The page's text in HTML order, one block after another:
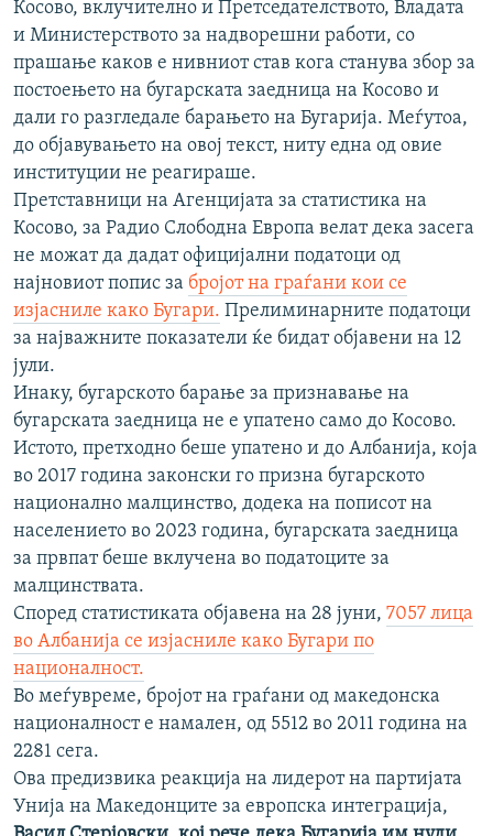
Косово, вклучително и Претседателството, Владата
и Министерството за надворешни работи, со
прашање каков е нивниот став кога станува збор за
постоењето на бугарската заедница на Косово и
дали го разгледале барањето на Бугарија. Меѓутоа,
до објавувањето на овој текст, ниту една од овие
институции не реагираше.
Претставници на Агенцијата за статистика на
Косово, за Радио Слободна Европа велат дека засега
не можат да дадат официјални податоци од
најновиот попис за бројот на граѓани кои се
изјасниле како Бугари. Прелиминарните податоци
за најважните показатели ќе бидат објавени на 12
јули.
Инаку, бугарското барање за признавање на
бугарската заедница не е упатено само до Косово.
Истото, претходно беше упатено и до Албанија, која
во 2017 година законски го призна бугарското
национално малцинство, додека на пописот на
населението во 2023 година, бугарската заедница
за првпат беше вклучена во податоците за
малцинствата.
Според статистиката објавена на 28 јуни, 7057 лица
во Албанија се изјасниле како Бугари по
националност.
Во меѓувреме, бројот на граѓани од македонска
националност е намален, од 5512 во 2011 година на
2281 сега.
Ова предизвика реакција на лидерот на партијата
Унија на Македонците за европска интеграција,